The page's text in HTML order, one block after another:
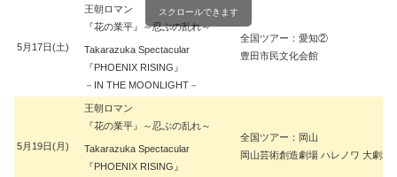
5月17日(土)
王朝ロマン
『花の業平』～忍ぶの乱れ～
全国ツアー：愛知②
豊田市民文化会館
Takarazuka Spectacular
『PHOENIX RISING』
－IN THE MOONLIGHT－
5月19日(月)
王朝ロマン
『花の業平』～忍ぶの乱れ～
全国ツアー：岡山
岡山芸術創造劇場 ハレノワ 大劇場
Takarazuka Spectacular
『PHOENIX RISING』
スクロールできます